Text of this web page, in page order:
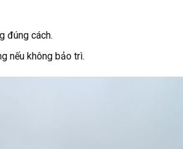
đúng cách.
nếu không bảo trì.